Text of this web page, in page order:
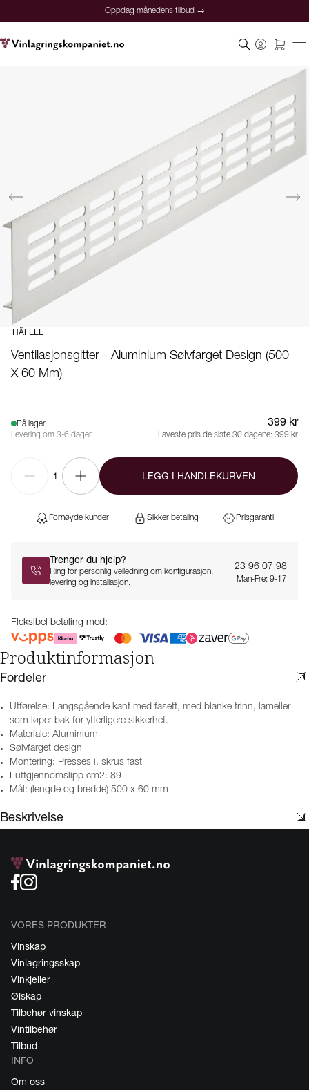
Oppdag månedens tilbud →
HÄFELE
Ventilasjonsgitter - Aluminium Sølvfarget Design (500
X 60 Mm)
På lager
Levering om 3-6 dager
399 kr
Laveste pris de siste 30 dagene: 399 kr
1 LEGG I HANDLEKURVEN
Fornøyde kunder Sikker betaling Prisgaranti
Trenger du hjelp?
Ring for personlig veiledning om konfigurasjon,
levering og installasjon.
23 96 07 98
Man-Fre: 9-17
Fleksibel betaling med:
Produktinformasjon
Fordeler
Utførelse: Langsgående kant med fasett, med blanke trinn, lameller
som løper bak for ytterligere sikkerhet.
Materiale: Aluminium
Sølvfarget design
Montering: Presses i, skrus fast
Luftgjennomslipp cm2: 89
Mål: (lengde og bredde) 500 x 60 mm
Beskrivelse
VORES PRODUKTER
Vinskap
Vinlagringsskap
Vinkjeller
Ølskap
Tilbehør vinskap
Vintilbehør
Tilbud
INFO
Om oss